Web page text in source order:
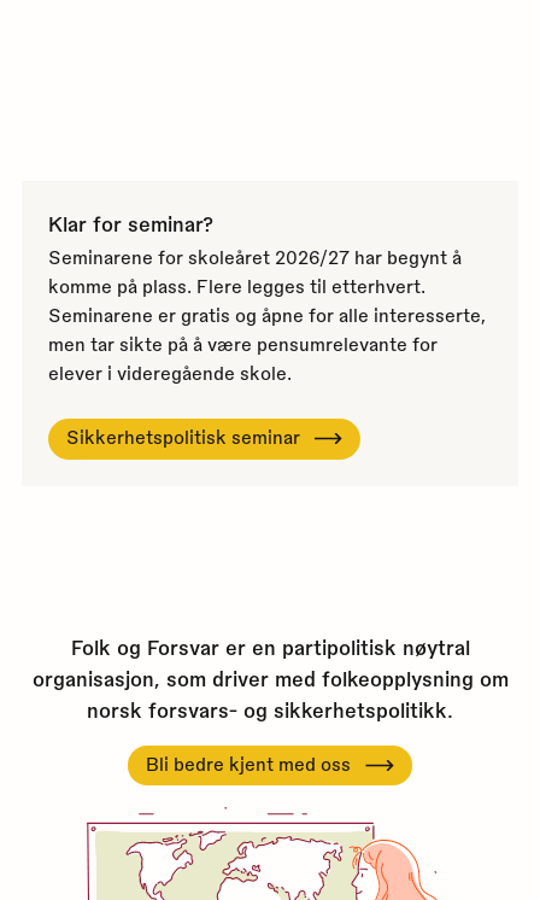
Klar for seminar?
Seminarene for skoleåret 2026/27 har begynt å
komme på plass. Flere legges til etterhvert.
Seminarene er gratis og åpne for alle interesserte,
men tar sikte på å være pensumrelevante for
elever i videregående skole.
Sikkerhetspolitisk seminar
Folk og Forsvar er en partipolitisk nøytral
organisasjon, som driver med folkeopplysning om
norsk forsvars- og sikkerhetspolitikk.
Bli bedre kjent med oss